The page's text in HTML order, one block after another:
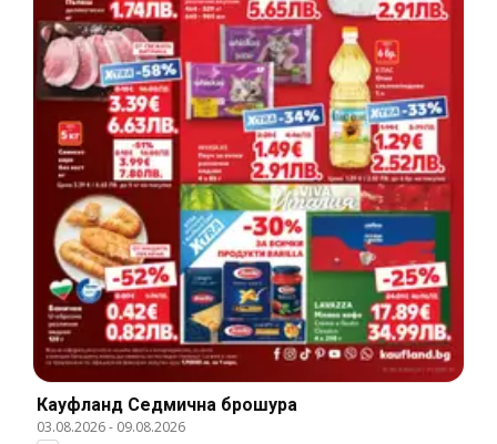
Кауфланд Cедмична брошура
03.08.2026- 09.08.2026